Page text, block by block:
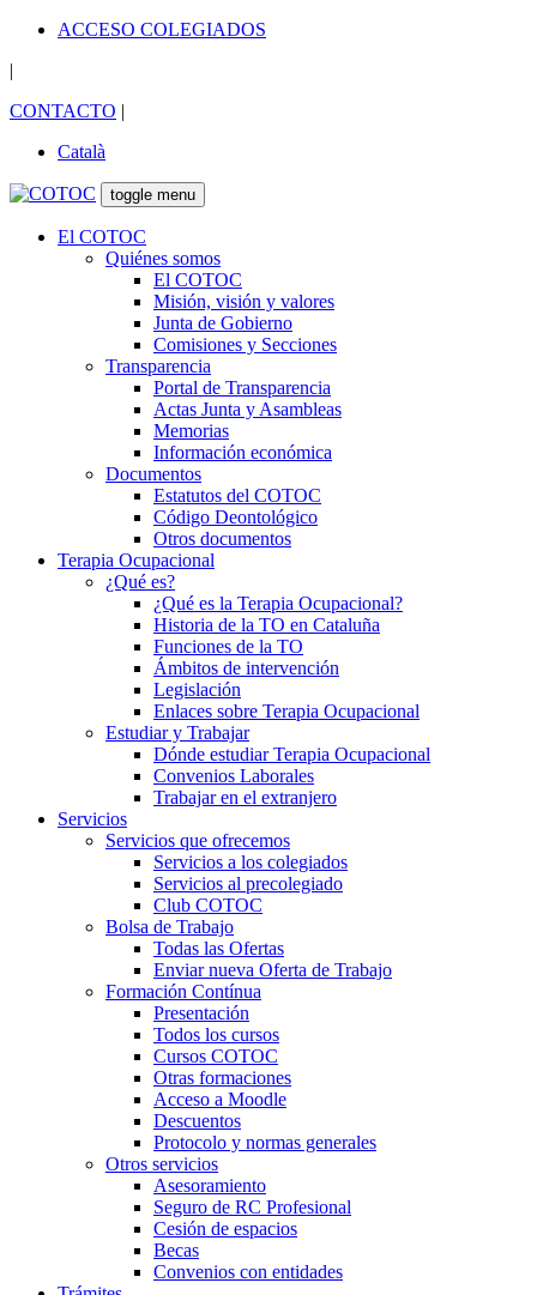
ACCESO COLEGIADOS
|
CONTACTO |
Català
toggle menu
El COTOC
Quiénes somos
El COTOC
Misión, visión y valores
Junta de Gobierno
Comisiones y Secciones
Transparencia
Portal de Transparencia
Actas Junta y Asambleas
Memorias
Información económica
Documentos
Estatutos del COTOC
Código Deontológico
Otros documentos
Terapia Ocupacional
¿Qué es?
¿Qué es la Terapia Ocupacional?
Historia de la TO en Cataluña
Funciones de la TO
Ámbitos de intervención
Legislación
Enlaces sobre Terapia Ocupacional
Estudiar y Trabajar
Dónde estudiar Terapia Ocupacional
Convenios Laborales
Trabajar en el extranjero
Servicios
Servicios que ofrecemos
Servicios a los colegiados
Servicios al precolegiado
Club COTOC
Bolsa de Trabajo
Todas las Ofertas
Enviar nueva Oferta de Trabajo
Formación Contínua
Presentación
Todos los cursos
Cursos COTOC
Otras formaciones
Acceso a Moodle
Descuentos
Protocolo y normas generales
Otros servicios
Asesoramiento
Seguro de RC Profesional
Cesión de espacios
Becas
Convenios con entidades